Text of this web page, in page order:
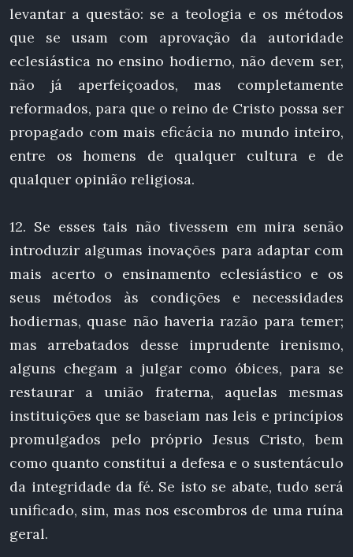
levantar a questão: se a teologia e os métodos
que se usam com aprovação da autoridade
eclesiástica no ensino hodierno, não devem ser,
não já aperfeiçoados, mas completamente
reformados, para que o reino de Cristo possa ser
propagado com mais eficácia no mundo inteiro,
entre os homens de qualquer cultura e de
qualquer opinião religiosa.
12. Se esses tais não tivessem em mira senão
introduzir algumas inovações para adaptar com
mais acerto o ensinamento eclesiástico e os
seus métodos às condições e necessidades
hodiernas, quase não haveria razão para temer;
mas arrebatados desse imprudente irenismo,
alguns chegam a julgar como óbices, para se
restaurar a união fraterna, aquelas mesmas
instituições que se baseiam nas leis e princípios
promulgados pelo próprio Jesus Cristo, bem
como quanto constitui a defesa e o sustentáculo
da integridade da fé. Se isto se abate, tudo será
unificado, sim, mas nos escombros de uma ruína
geral.